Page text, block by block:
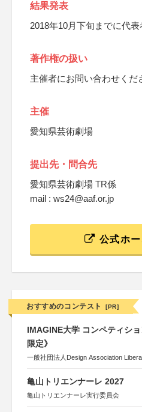
結果発表
2018年10月下旬までに代
著作権の扱い
主催者にお問い合わせくだ
主催
愛知県芸術劇場
提出先・問合先
愛知県芸術劇場 TR係
mail : ws24@aaf.or.jp
公式ホ
おすすめのコンテスト [PR]
IMAGINE大学 コンペティシ
限定》
一般社団法人Design Association
亀山トリエンナーレ 2027
亀山トリエンナーレ実行委員会